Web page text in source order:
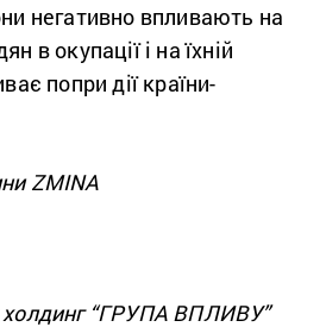
негативно впливають на
в окупації і на їхній
попри дії країни-
ZMINA
холдинг “ГРУПА ВПЛИВУ”